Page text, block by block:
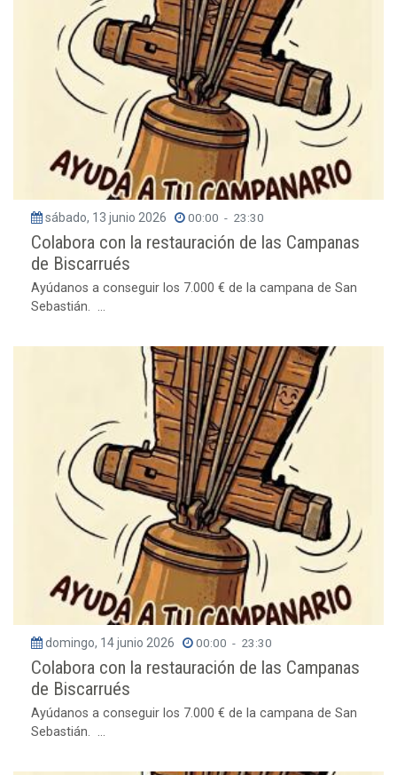
sábado, 13 junio 2026 00:00 - 23:30
Colabora con la restauración de las Campanas
de Biscarrués
Ayúdanos a conseguir los 7.000 € de la campana de San
Sebastián. ...
domingo, 14 junio 2026 00:00 - 23:30
Colabora con la restauración de las Campanas
de Biscarrués
Ayúdanos a conseguir los 7.000 € de la campana de San
Sebastián. ...